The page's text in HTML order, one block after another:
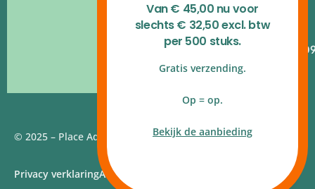
140.54.790
B.T.W.nr
© 2025 – Place Add | Website doorWebstudio 7
Privacy verklaringAlgemene voorwaarden
Van € 45,00 nu voor
slechts € 32,50 excl. btw
per 500 stuks.
Gratis verzending.
Op = op.
Bekijk de aanbieding